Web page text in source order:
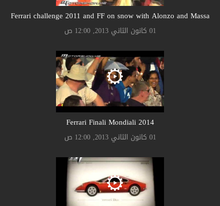
Ferrari challenge 2011 and FF on snow with Alonzo and Massa
01 كانون الثاني 2013, 12:00 ص
Ferrari Finali Mondiali 2014
01 كانون الثاني 2013, 12:00 ص